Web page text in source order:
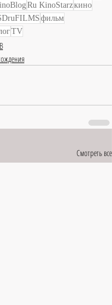
Ru KinoStarzкино
фильм
TV
Смотреть все